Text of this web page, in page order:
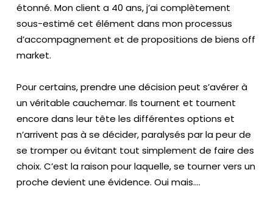
o
g
E
étonné. Mon client a 40 ans, j’ai complètement
sous-estimé cet élément dans mon processus
d’accompagnement et de propositions de biens off
market.
Pour certains, prendre une décision peut s’avérer à
un véritable cauchemar. Ils tournent et tournent
encore dans leur tête les différentes options et
n’arrivent pas à se décider, paralysés par la peur de
se tromper ou évitant tout simplement de faire des
choix. C’est la raison pour laquelle, se tourner vers un
proche devient une évidence. Oui mais….